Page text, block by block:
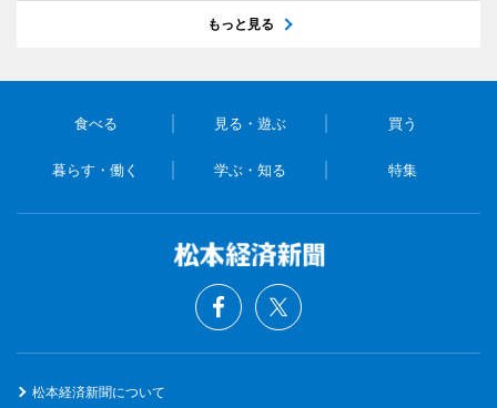
もっと見る
食べる 見る・遊ぶ 買う
暮らす・働く 学ぶ・知る 特集
松本経済新聞について